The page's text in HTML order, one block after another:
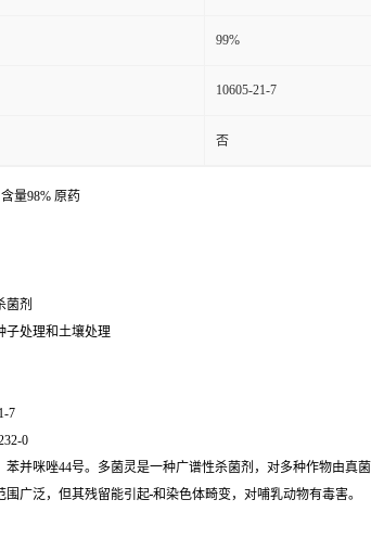
99%
10605-21-7
否
量98% 原药
剂
处理和土壤处理
7
0
苯并咪唑44号。多菌灵是一种广谱性杀菌剂，对多种作物由
围广泛，但其残留能引起 和染色体畸变，对哺乳动物有毒害。